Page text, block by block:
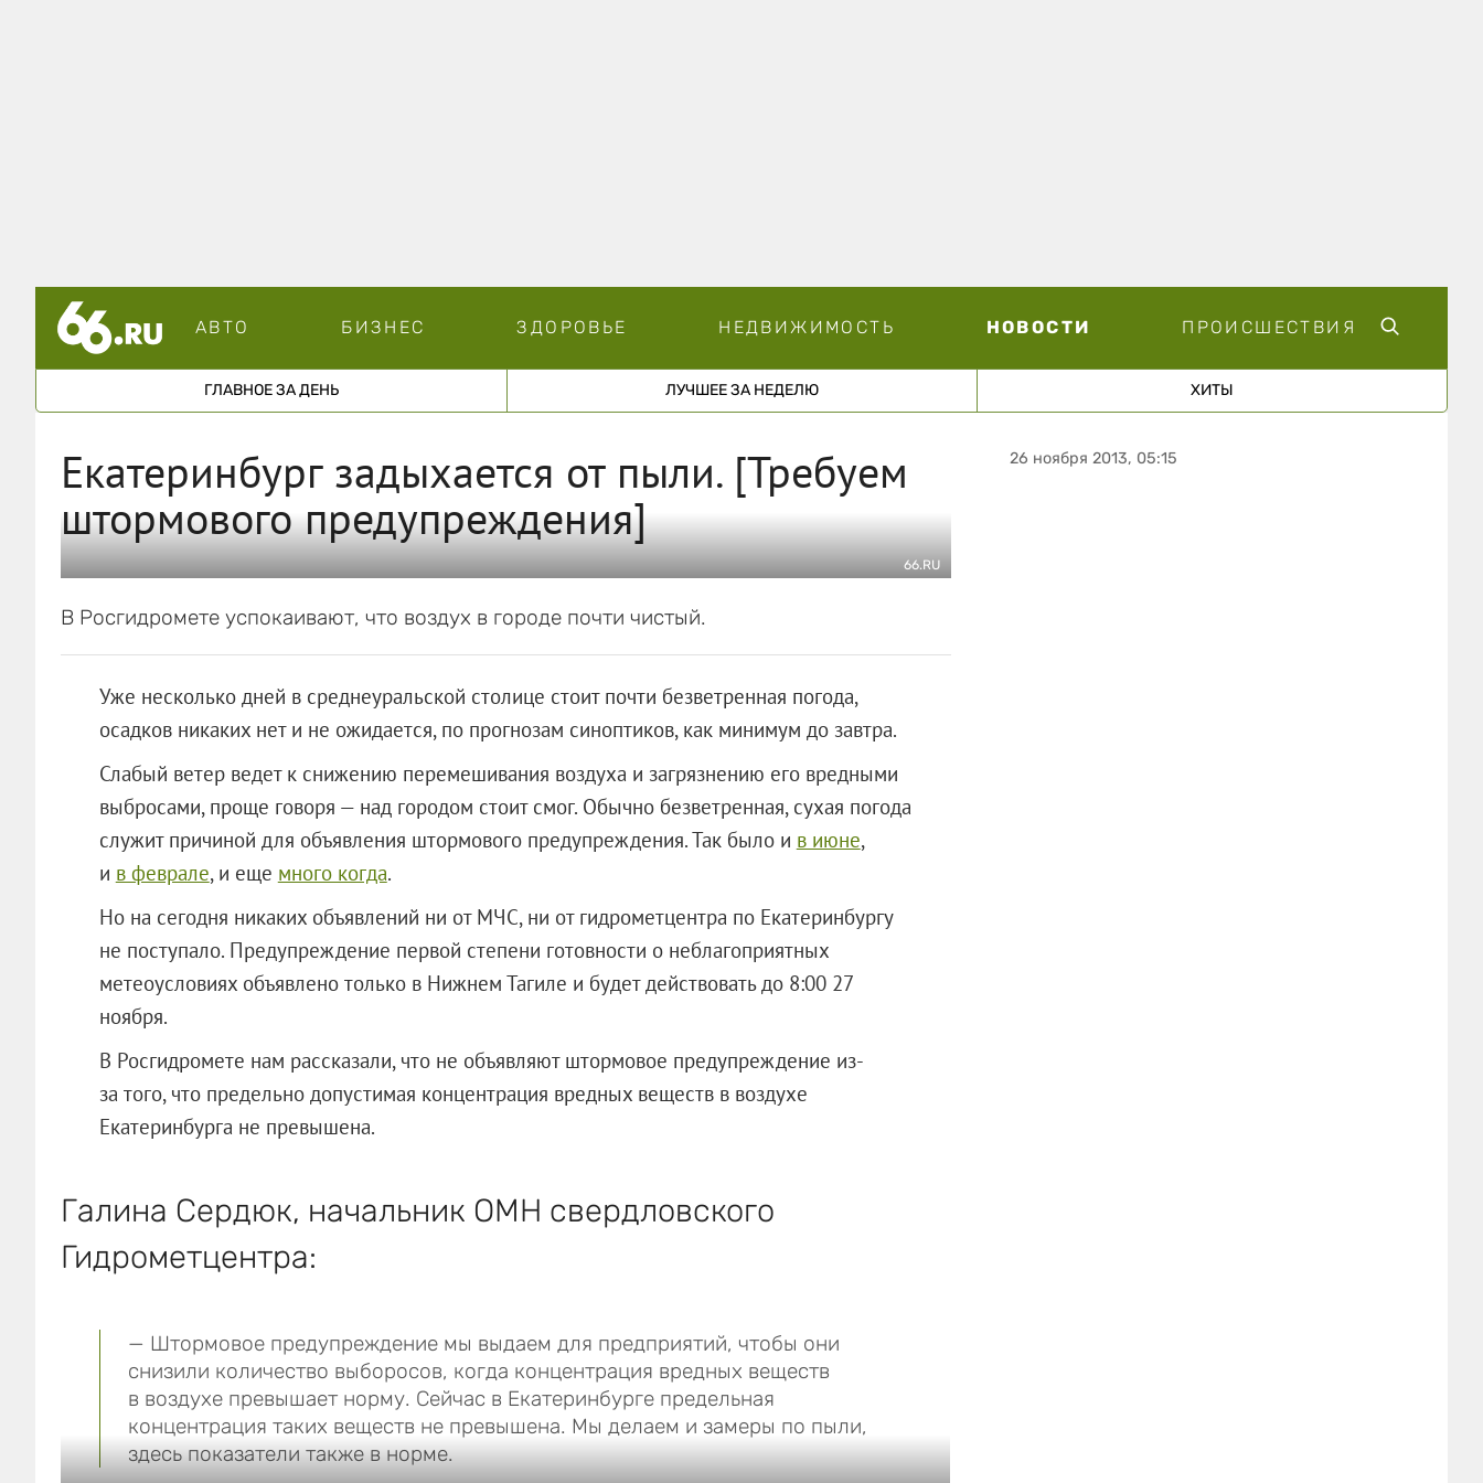
АВТО БИЗНЕС ЗДОРОВЬЕ НЕДВИЖИМОСТЬ НОВОСТИ ПРОИСШЕСТВИЯ
ГЛАВНОЕ ЗА ДЕНЬ ЛУЧШЕЕ ЗА НЕДЕЛЮ ХИТЫ
Екатеринбург задыхается от пыли. [Требуем
штормового предупреждения]
66.RU
В Росгидромете успокаивают, что воздух в городе почти чистый.
Уже несколько дней в среднеуральской столице стоит почти безветренная погода,
осадков никаких нет и не ожидается, по прогнозам синоптиков, как минимум до завтра.
Слабый ветер ведет к снижению перемешивания воздуха и загрязнению его вредными
выбросами, проще говоря — над городом стоит смог. Обычно безветренная, сухая погода
служит причиной для объявления штормового предупреждения. Так было и в июне,
и в феврале, и еще много когда.
Но на сегодня никаких объявлений ни от МЧС, ни от гидрометцентра по Екатеринбургу
не поступало. Предупреждение первой степени готовности о неблагоприятных
метеоусловиях объявлено только в Нижнем Тагиле и будет действовать до 8:00 27
ноября.
В Росгидромете нам рассказали, что не объявляют штормовое предупреждение из-
за того, что предельно допустимая концентрация вредных веществ в воздухе
Екатеринбурга не превышена.
Галина Сердюк, начальник ОМН свердловского
Гидрометцентра:
— Штормовое предупреждение мы выдаем для предприятий, чтобы они
снизили количество выборосов, когда концентрация вредных веществ
в воздухе превышает норму. Сейчас в Екатеринбурге предельная
концентрация таких веществ не превышена. Мы делаем и замеры по пыли,
здесь показатели также в норме.
26 ноября 2013, 05:15